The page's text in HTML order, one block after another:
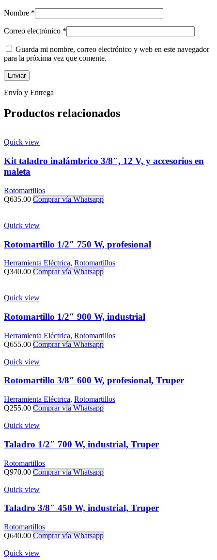
Nombre *
Correo electrónico *
Guarda mi nombre, correo electrónico y web en este navegador
para la próxima vez que comente.
Envío y Entrega
Productos relacionados
Quick view
Kit taladro inalámbrico 3/8″, 12 V, y accesorios en
maleta
Rotomartillos
Q635.00 Comprar vía Whatsapp
Quick view
Rotomartillo 1/2″ 750 W, profesional
Herramienta Eléctrica, Rotomartillos
Q340.00 Comprar vía Whatsapp
Quick view
Rotomartillo 1/2″ 900 W, industrial
Herramienta Eléctrica, Rotomartillos
Q655.00 Comprar vía Whatsapp
Quick view
Rotomartillo 3/8″ 600 W, profesional, Truper
Herramienta Eléctrica, Rotomartillos
Q255.00 Comprar vía Whatsapp
Quick view
Taladro 1/2″ 700 W, industrial, Truper
Rotomartillos
Q970.00 Comprar vía Whatsapp
Quick view
Taladro 3/8″ 450 W, industrial, Truper
Rotomartillos
Q640.00 Comprar vía Whatsapp
Quick view